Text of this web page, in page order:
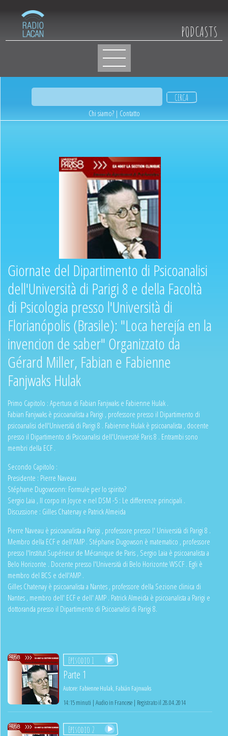
PODCASTS
Chi siamo? | Contatto
Giornate del Dipartimento di Psicoanalisi
dell'Università di Parigi 8 e della Facoltà
di Psicologia presso l'Università di
Florianópolis (Brasile): "Loca herejía en la
invencion de saber" Organizzato da
Gérard Miller, Fabian e Fabienne
Fanjwaks Hulak
Primo Capitolo : Apertura di Fabian Fanjwaks e Fabienne Hulak .
Fabian Fanjwaks è psicoanalista a Parigi , professore presso il Dipartimento di
psicoanalisi dell'Università di Parigi 8 . Fabienne Hulak è psicoanalista , docente
presso il Dipartimento di Psicoanalisi dell'Université Paris 8 . Entrambi sono
membri della ECF .
Secondo Capitolo :
Presidente : Pierre Naveau
Stéphane Dugowsonn: Formule per lo spirito?
Sergio Laia , Il corpo in Joyce e nel DSM -5 : Le differenze principali .
Discussione : Gilles Chatenay e Patrick Almeida
Pierre Naveau è psicoanalista a Parigi , professore presso l' Università di Parigi 8 .
Membro della ECF e dell'AMP . Stéphane Dugowson è matematico , professore
presso l'Institut Supérieur de Mécanique de Paris , Sergio Laia è psicoanalista a
Belo Horizonte . Docente presso l'Università di Belo Horizonte WSCF . Egli è
membro del BCS e dell'AMP .
Gilles Chatenay è psicoanalista a Nantes , professore della Sezione clinica di
Nantes , membro dell' ECF e dell' AMP . Patrick Almeida è psicoanalista a Parigi e
dottoranda presso il Dipartimento di Psicoanalisi di Parigi 8.
Episodio 1
Parte 1
Autore: Fabienne Hulak, Fabián Fajnwaks
14:15 minuti | Audio in Francese | Registrato il 28.04.2014
Episodio 2